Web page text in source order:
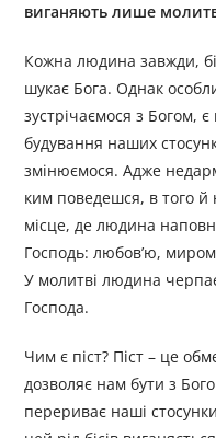
виганяють лише
Кожна людина завжди,
шукає Бога. Однак
зустрічаємося з Богом,
будування наших
змінюємося. Адже
ким поведешся, в того
місце, де людина
Господь: любов’ю,
У молитві людина
Господа.
Чим є піст? Піст – це
дозволяє нам бути з
перериває наші